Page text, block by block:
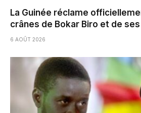
La Guinée réclame
crânes de Bokar Biro et de
6 AOÛT 2026